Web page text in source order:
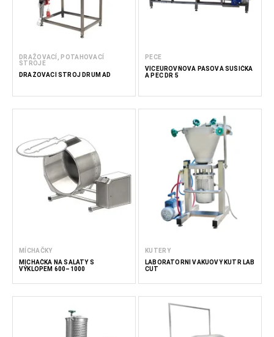
DRAŽOVACÍ, POTAHOVACÍ
STROJE
DRAŽOVACÍ STROJ DRUM AD
PECE
VÍCEÚROVŇOVÁ PÁSOVÁ SUŠIČKA
A PEC DR 5
MÍCHAČKY
MÍCHAČKA NA SALÁTY S
VÝKLOPEM 600–1000
KUTERY
LABORATORNÍ VAKUOVÝ KUTR LAB
CUT